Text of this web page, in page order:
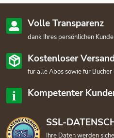
Volle Transparenz
dank Ihres persönlichen
Kostenloser
für alle Abos sowie für
Kompetenter
SSL-
Ihre Daten werden